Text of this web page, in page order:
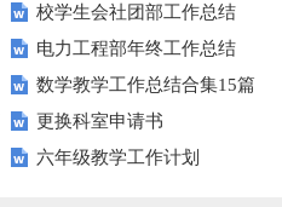
校学生会社团部工作总结
电力工程部年终工作总结
数学教学工作总结合集15篇
更换科室申请书
六年级教学工作计划